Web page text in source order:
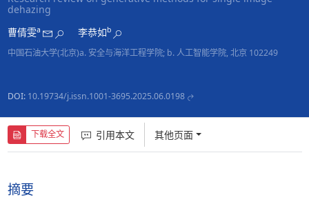
dehazing
曹倩雯a 李恭如b
中国石油大学(北京)a. 安全与海洋工程学院; b. 人工智能学院, 北京 102249
DOI: 10.19734/j.issn.1001-3695.2025.06.0198
下载全文 引用本文 其他页面
摘要